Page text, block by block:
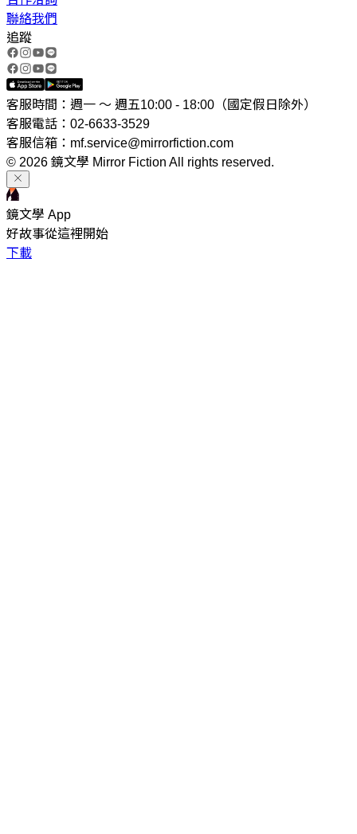
聯絡我們
追蹤
客服時間：週一 ～ 週五10:00 - 18:00（國定假日除外）
客服電話：02-6633-3529
客服信箱：mf.service@mirrorfiction.com
© 2026 鏡文學 Mirror Fiction All rights reserved.
鏡文學 App
好故事從這裡開始
下載